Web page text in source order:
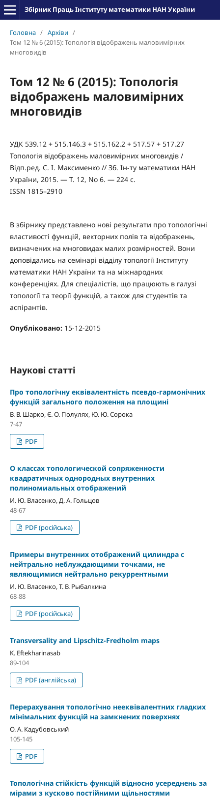
Збірник Праць Інституту математики НАН України
Головна / Архіви /
Том 12 № 6 (2015): Топологiя вiдображень маловимiрних
многовидiв
Том 12 № 6 (2015): Топологiя
вiдображень маловимiрних
многовидiв
УДК 539.12 + 515.146.3 + 515.162.2 + 517.57 + 517.27
Топологiя вiдображень маловимiрних многовидiв /
Вiдп.ред. С. I. Максименко // Зб. Iн-ту математики НАН
України, 2015. — Т. 12, No 6. — 224 с.
ISSN 1815–2910
В збiрнику представлено новi результати про топологiчнi
властивостi функцiй, векторних полiв та вiдображень,
визначених на многовидах малих розмiрностей. Вони
доповiдались на семiнарi вiддiлу топологiї Iнституту
математики НАН України та на мiжнародних
конференцiях. Для спецiалiстiв, що працюють в галузi
топологiї та теорiї функцiй, а також для студентiв та
аспiрантiв.
Опубліковано: 15-12-2015
Наукові статті
Про топологiчну еквiвалентнiсть псевдо-гармонiчних
функцiй загального положення на площинi
В. В. Шарко, Є. О. Полулях, Ю. Ю. Сорока
7-47
PDF
О классах топологической сопряженности
квадратичных однородных внутренних
полиномиальных отображений
И. Ю. Власенко, Д. А. Гольцов
48-67
PDF (російська)
Примеры внутренних отображений цилиндра с
нейтрально неблуждающими точками, не
являющимися нейтрально рекуррентными
И. Ю. Власенко, Т. В. Рыбалкина
68-88
PDF (російська)
Transversality and Lipschitz-Fredholm maps
K. Eftekharinasab
89-104
PDF (англійська)
Перерахування топологiчно нееквiвалентних гладких
мiнiмальних функцiй на замкнених поверхнях
О. А. Кадубовський
105-145
PDF
Топологiчна стiйкiсть функцiй вiдносно усереднень за
мiрами з кусково постiйними щiльностями